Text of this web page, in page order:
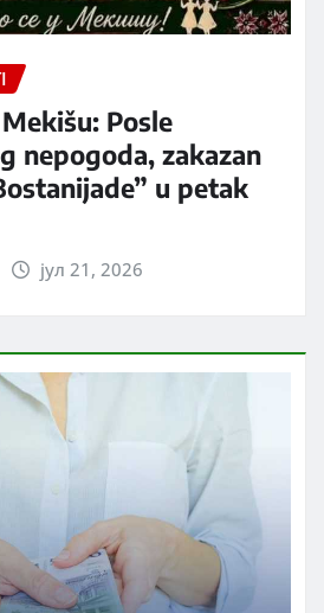
Posle
nepogoda, zakazan
u petak
јул 21, 2026